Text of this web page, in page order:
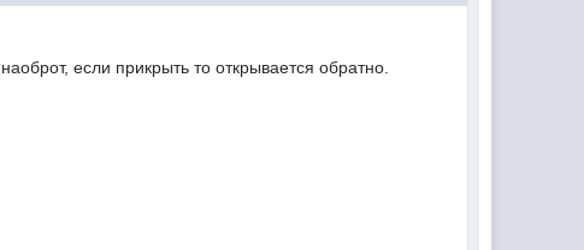
если прикрыть то открывается обратно.